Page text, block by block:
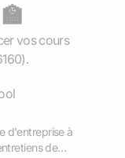
vos cours
d'entreprise à
de